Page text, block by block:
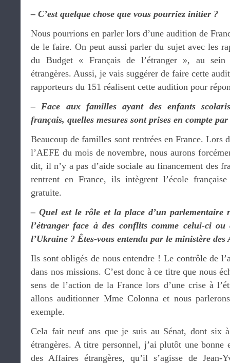
– C’est quelque chose que vous pourriez initier ?
Nous pourrions en parler lors d’une audition de
de le faire. On peut aussi parler du sujet avec les
du Budget « Français de l’étranger », au
étrangères. Aussi, je vais suggérer de faire cette
rapporteurs du 151 réalisent cette audition pour
– Face aux familles ayant des enfants
français, quelles mesures sont prises en compte
Beaucoup de familles sont rentrées en France. Lors
l’AEFE du mois de novembre, nous aurons
dit, il n’y a pas d’aide sociale au financement des
rentrent en France, ils intègrent l’école
gratuite.
– Quel est le rôle et la place d’un parlementaire
l’étranger face à des conflits comme celui-ci
l’Ukraine ? Êtes-vous entendu par le ministère des
Ils sont obligés de nous entendre ! Le contrôle de
dans nos missions. C’est donc à ce titre que nous
sens de l’action de la France lors d’une crise à
allons auditionner Mme Colonna et nous
exemple.
Cela fait neuf ans que je suis au Sénat, dont six
étrangères. A titre personnel, j’ai plutôt une bonne
des Affaires étrangères, qu’il s’agisse de